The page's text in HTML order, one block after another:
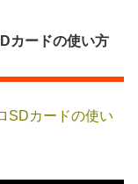
カードの使い方
SDカードの使い